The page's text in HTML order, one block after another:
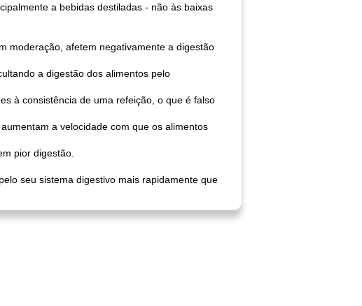
a bebidas destiladas - não às baixas
moderação, afetem negativamente a digestão
a digestão dos alimentos pelo
à consistência de uma refeição, o que é falso
a velocidade com que os alimentos
pior digestão.
seu sistema digestivo mais rapidamente que